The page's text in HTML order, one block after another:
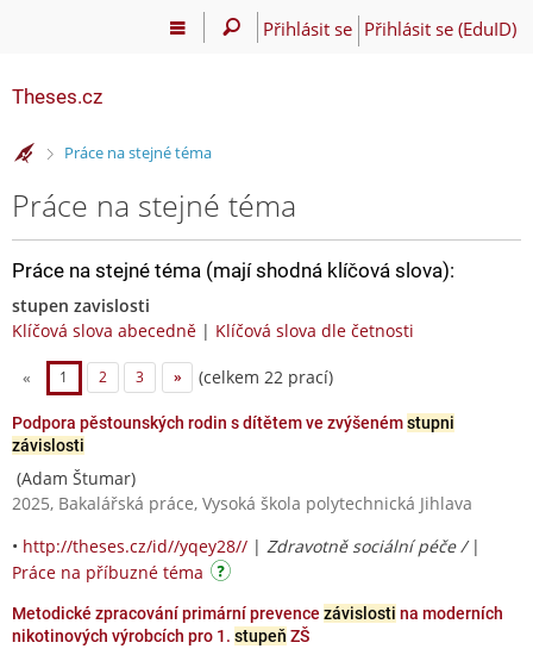
Přihlásit se Přihlásit se (EduID)
Theses.cz
>Práce na stejné téma
Práce na stejné téma
Práce na stejné téma (mají shodná klíčová slova):
stupen zavislosti
Klíčová slova abecedně | Klíčová slova dle četnosti
« 1 2 3 » (celkem 22 prací)
Podpora pěstounských rodin s dítětem ve zvýšenémstupni
závislosti
(Adam Štumar)
2025, Bakalářská práce, Vysoká škola polytechnická Jihlava
• http://theses.cz/id//yqey28// | Zdravotně sociální péče / |
Práce na příbuzné téma
Metodické zpracování primární prevence závislosti na moderních
nikotinových výrobcích pro 1. stupeň ZŠ